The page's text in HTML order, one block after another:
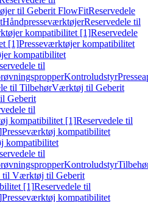
til Geberit FlowFitReservedele
HåndpresseværktøjerReservedele til
kompatibilitet [1]Reservedele
[1]Presseværktøjer kompatibilitet
kompatibilitet
til
Kontroludstyr
til TilbehørVærktøj til Geberit
Geberit
til
kompatibilitet [1]Reservedele til
Presseværktøj kompatibilitet
kompatibilitet
til
Kontroludstyr
til Værktøj til Geberit
[1]Reservedele til
Presseværktøj kompatibilitet